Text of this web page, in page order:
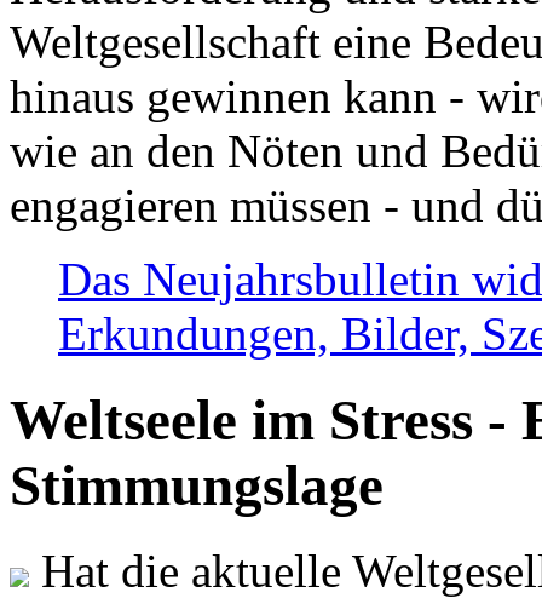
Weltgesellschaft eine
hinaus gewinnen kann -
wie an den Nöten und
engagieren müssen - und
Das Neujahrsbulletin
Erkundungen, Bilder,
Weltseele im Stress -
Stimmungslage
Hat die aktuelle